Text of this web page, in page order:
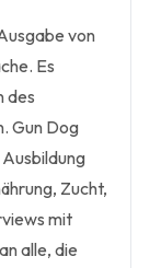
von
Es
des
Gun Dog
Zucht,
mit
alle, die